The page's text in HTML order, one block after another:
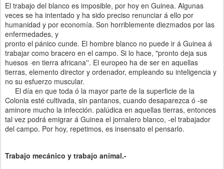
El trabajo del blanco es imposible, por hoy en Guinea. Algunas
veces se ha intentado y ha sido preciso renunciar á ello por
humanidad y por economía. Son horriblemente diezmados por las
enfermedades, y
pronto el pánico cunde. El hombre blanco no puede ir á Guinea á
trabajar como bracero en el campo. Si lo hace, "pronto deja sus
huesos ·en tierra africana''. El europeo ha de ser en aquellas
tierras, elemento director y ordenador, empleando su inteligencia y
no su esfuerzo muscular.
El día en que toda ó la mayor parte de la superficie de la
Colonia esté cultivada, sin pantanos, cuando desaparezca ó -se
aminore mucho la infección. palúdica en aquellas tierras, entonces
tal vez podrá emigrar á Guinea el jornalero blanco, -el trabajador
del campo. Por hoy, repetimos, es insensato el pensarlo.
Trabajo mecánico y trabajo animal.-